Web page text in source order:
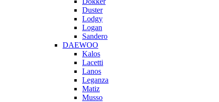
Duster
Lodgy
Logan
Sandero
DAEWOO
Kalos
Lacetti
Lanos
Leganza
Matiz
Musso